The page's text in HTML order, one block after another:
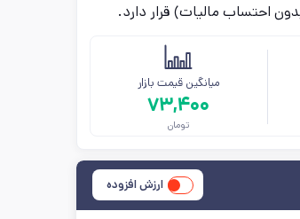
میانگین قیمت بازار
۷۳,۴۰۰
تومان
ارزش افزوده